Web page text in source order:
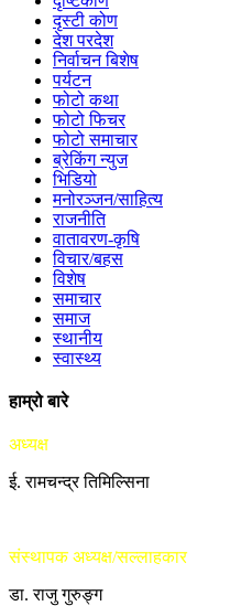
दृस्टी कोण
देश परदेश
निर्वाचन बिशेष
पर्यटन
फोटो कथा
फोटो फिचर
फोटो समाचार
ब्रेकिंग न्युज
भिडियो
मनोरञ्जन/साहित्य
राजनीति
वातावरण-कृषि
विचार/बहस
विशेष
समाचार
समाज
स्थानीय
स्वास्थ्य
हाम्रो बारे
अध्यक्ष
ई. रामचन्द्र तिमिल्सिना
संस्थापक अध्यक्ष/सल्लाहकार
डा. राजु गुरुङ्ग